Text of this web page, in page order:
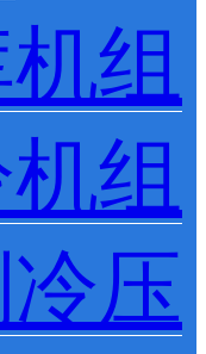
组
组
压